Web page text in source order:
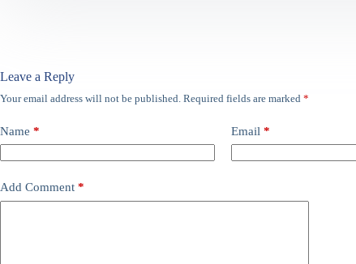
Leave a Reply
Your email address will not be published. Required fields are marked *
Name * Email *
Add Comment *